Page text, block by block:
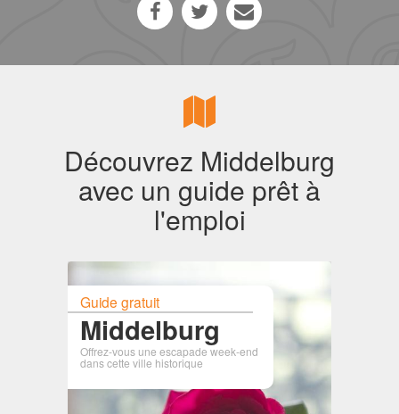
Découvrez Middelburg
avec un guide prêt à
l'emploi
Guide gratuit
Middelburg
Offrez-vous une escapade week-end
dans cette ville historique